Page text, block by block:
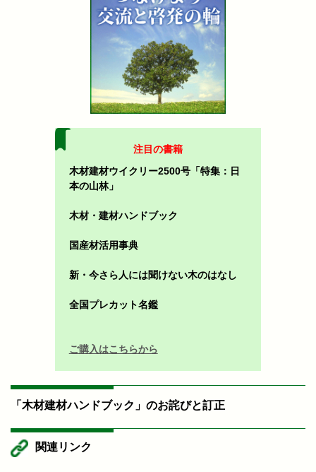
注目の書籍
木材建材ウイクリー2500号「特集：日
本の山林」
木材・建材ハンドブック
国産材活用事典
新・今さら人には聞けない木のはなし
全国プレカット名鑑
ご購入はこちらから
「木材建材ハンドブック」のお詫びと訂正
関連リンク